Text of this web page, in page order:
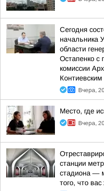
Сегодня
начальника
области
Остапенко с
комиссии
Контиевским
Вчера,
Место, где
Вчера,
станции
стадиона —
того, что